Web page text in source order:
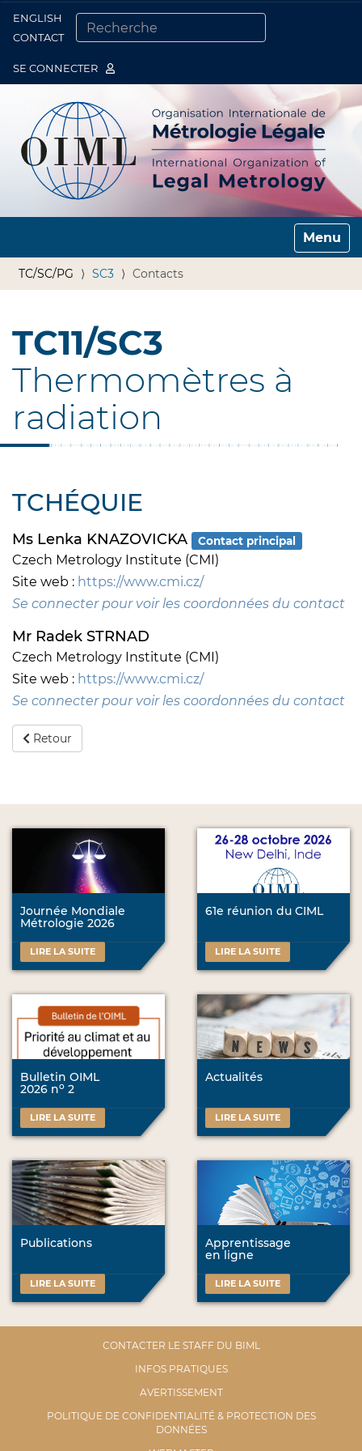
ENGLISH
CONTACT
SE CONNECTER
Toggle
TC/SC/PG SC3 Contacts
TC11/SC3
Thermomètres à
radiation
TCHÉQUIE
Ms Lenka KNAZOVICKA Contact principal
Czech Metrology Institute (CMI)
Site web : https://www.cmi.cz/
Se connecter pour voir les coordonnées du contact
Mr Radek STRNAD
Czech Metrology Institute (CMI)
Site web : https://www.cmi.cz/
Se connecter pour voir les coordonnées du contact
Retour
Journée Mondiale
Métrologie 2026
LIRE LA SUITE
61e réunion du CIML
LIRE LA SUITE
Bulletin OIML
2026 no 2
LIRE LA SUITE
Actualités
LIRE LA SUITE
Publications
LIRE LA SUITE
Apprentissage
en ligne
LIRE LA SUITE
CONTACTER LE STAFF DU BIML
INFOS PRATIQUES
AVERTISSEMENT
POLITIQUE DE CONFIDENTIALITÉ & PROTECTION DES
DONNÉES